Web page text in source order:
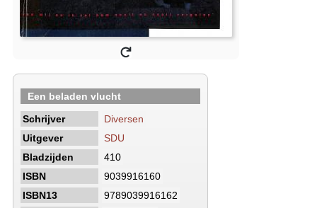
Een beladen vlucht
Schrijver
Diversen
Uitgever
SDU
Bladzijden
410
ISBN
9039916160
ISBN13
9789039916162